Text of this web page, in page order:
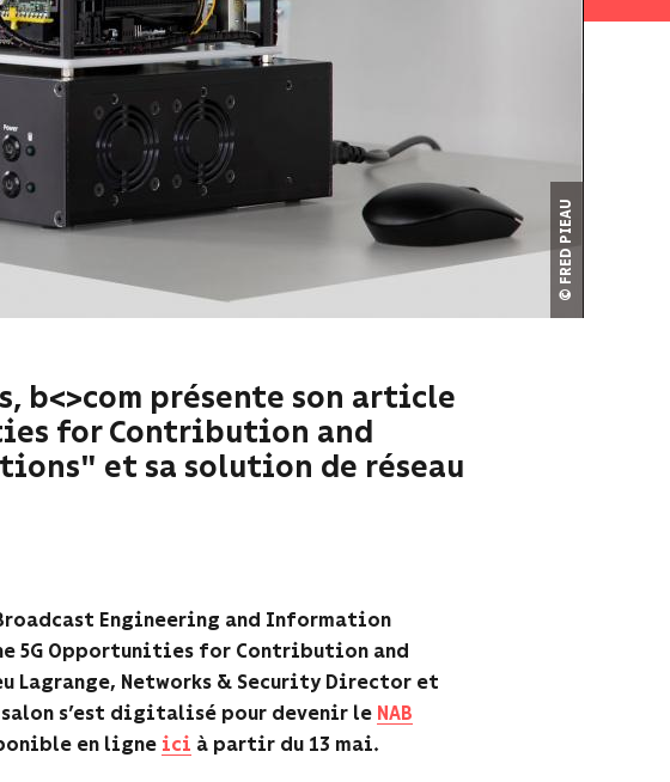
© FRED PIEAU
b<>com présente son article
for Contribution and
et sa solution de réseau
Engineering and Information
5G Opportunities for Contribution and
Lagrange, Networks & Security Director et
salon s’est digitalisé pour devenir le​ NAB
en ligne ici à partir du 13 mai.